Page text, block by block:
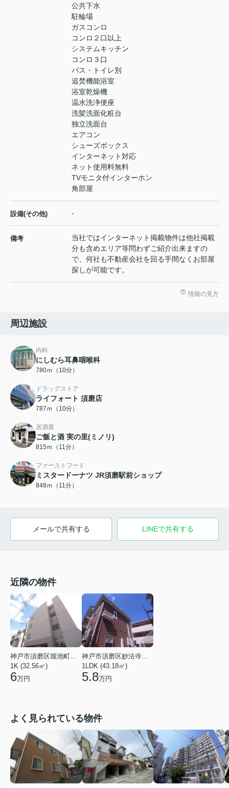
公共下水
駐輪場
ガスコンロ
コンロ２口以上
システムキッチン
コンロ３口
バス・トイレ別
追焚機能浴室
浴室乾燥機
温水洗浄便座
洗髪洗面化粧台
独立洗面台
エアコン
シューズボックス
インターネット対応
ネット使用料無料
TVモニタ付インターホン
角部屋
設備(その他) -
備考
当社ではインターネット掲載物件は他社掲載
分も含めエリア等問わずご紹介出来ますの
で、何社も不動産会社を回る手間なくお部屋
探しが可能です。
情報の見方
周辺施設
内科
にしむら耳鼻咽喉科
780ｍ（10分）
ドラッグストア
ライフォート 須磨店
787ｍ（10分）
居酒屋
ご飯と酒 実の里(ミノリ)
815ｍ（11分）
ファーストフード
ミスタードーナツ JR須磨駅前ショップ
848ｍ（11分）
メールで共有する LINEで共有する
近隣の物件
神戸市須磨区堀池町２丁目
1K (32.56㎡)
6万円
神戸市須磨区妙法寺字谷野
1LDK (43.18㎡)
5.8万円
よく見られている物件